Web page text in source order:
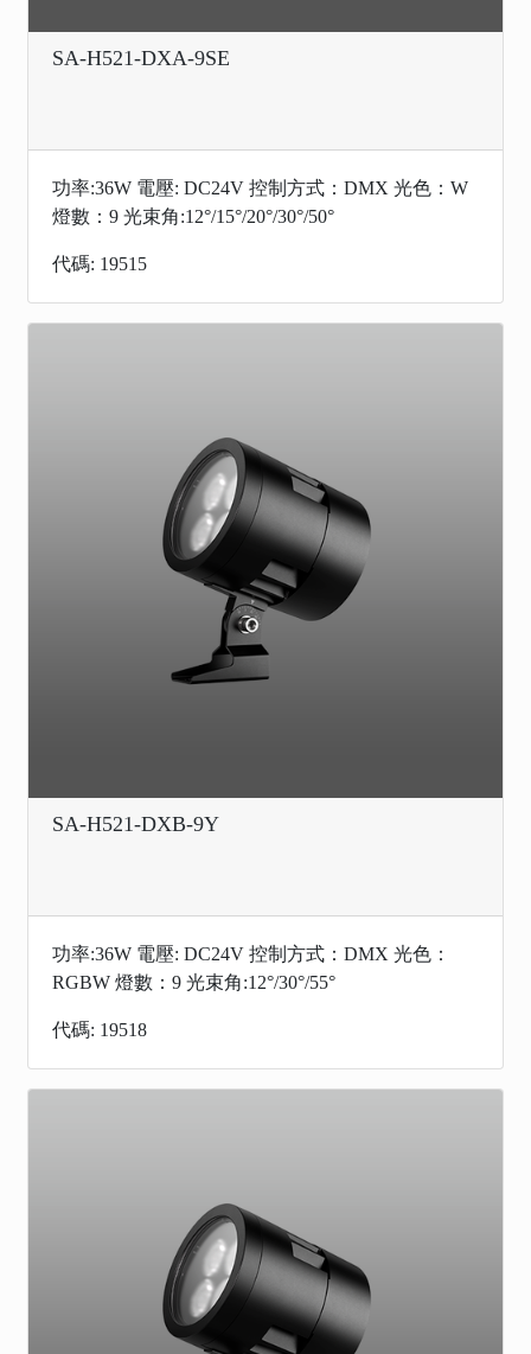
SA-H521-DXA-9SE
功率:36W 電壓: DC24V 控制方式：DMX 光色：W
燈數：9 光束角:12°/15°/20°/30°/50°
代碼: 19515
SA-H521-DXB-9Y
功率:36W 電壓: DC24V 控制方式：DMX 光色：
RGBW 燈數：9 光束角:12°/30°/55°
代碼: 19518